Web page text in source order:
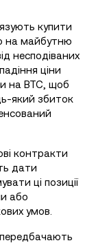
купити
на майбутню
несподіваних
ціни
на BTC, щоб
який збиток
контракти
дати
ці позиції
або
умов.